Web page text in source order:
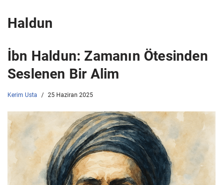
Haldun
İbn Haldun: Zamanın Ötesinden
Seslenen Bir Alim
Kerim Usta 25 Haziran 2025